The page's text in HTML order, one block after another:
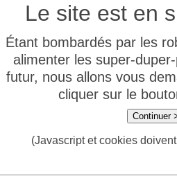
Le site est en
Étant bombardés par les
alimenter les super-
futur, nous allons vous
cliquer sur le
Continuer
(Javascript et cookies